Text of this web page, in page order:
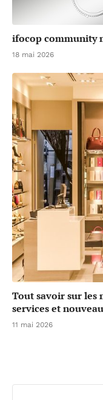
ifocop community
18 mai 2026
Tout savoir sur les
services et
11 mai 2026